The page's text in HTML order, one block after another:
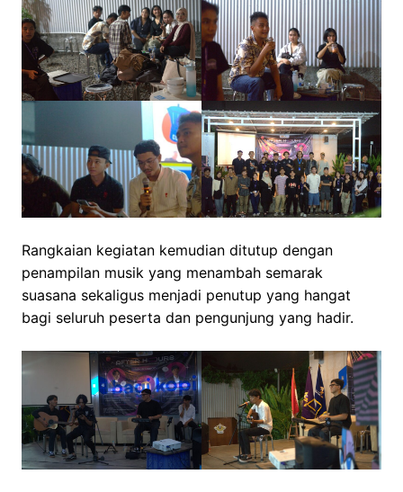
Rangkaian kegiatan kemudian ditutup dengan
penampilan musik yang menambah semarak
suasana sekaligus menjadi penutup yang hangat
bagi seluruh peserta dan pengunjung yang hadir.